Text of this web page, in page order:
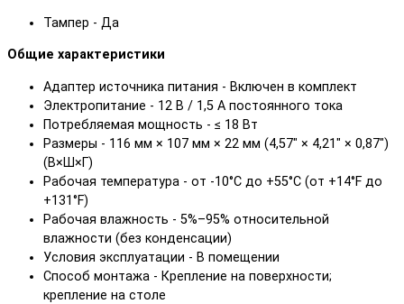
Тампер - Да
Общие характеристики
Адаптер источника питания - Включен в комплект
Электропитание - 12 В / 1,5 А постоянного тока
Потребляемая мощность - ≤ 18 Вт
Размеры - 116 мм × 107 мм × 22 мм (4,57" × 4,21" × 0,87")
(В×Ш×Г)
Рабочая температура - от -10°C до +55°C (от +14°F до
+131°F)
Рабочая влажность - 5%–95% относительной
влажности (без конденсации)
Условия эксплуатации - В помещении
Способ монтажа - Крепление на поверхности;
крепление на столе